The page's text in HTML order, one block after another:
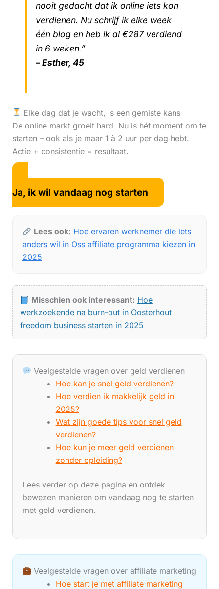
nooit gedacht dat ik online iets kon
verdienen. Nu schrijf ik elke week
één blog en heb ik al €287 verdiend
in 6 weken.”
– Esther, 45
Elke dag dat je wacht, is een gemiste kans
De online markt groeit hard. Nu is hét moment om te
starten – ook als je maar 1 à 2 uur per dag hebt.
Actie + consistentie = resultaat.
Ja, ik wil vandaag nog starten
Lees ook: Hoe ervaren werknemer die iets
anders wil in Oss affiliate programma kiezen in
2025
Misschien ook interessant: Hoe
werkzoekende na burn-out in Oosterhout
freedom business starten in 2025
Veelgestelde vragen over geld verdienen
Hoe kan je snel geld verdienen?
Hoe verdien ik makkelijk geld in
2025?
Wat zijn goede tips voor snel geld
verdienen?
Hoe kun je meer geld verdienen
zonder opleiding?
Lees verder op deze pagina en ontdek
bewezen manieren om vandaag nog te starten
met geld verdienen.
Veelgestelde vragen over affiliate marketing
Hoe start je met affiliate marketing